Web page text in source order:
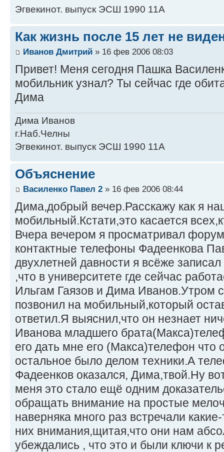
Эгвекинот. выпуск ЭСШ 1990 11А
Как жизнь после 15 лет не
Иванов Дмитрий » 16 фев 2006 08:03
Привет! Меня сегодня Пашка
мобильник узнал? Ты сейчас где
Дима
Дима Иванов
г.Наб.Челны
Эгвекинот. выпуск ЭСШ 1990 11А
Объяснение
Василенко Павел 2 » 16 фев 2006 08:44
Дима,добрый вечер.Расскажу как я
мобильный.Кстати,это касается
Вчера вечером я просматривал
контактные телефоны Фадеенкова
двухлетней давности я всёже
,что в университете где сейчас
Ильгам Гаязов и Дима Иванов.Утром
позвонил на мобильный,который
ответил.Я выяснил,что он незнает
Иванова младшего
его дать мне его (Макса)телефон что
остальное было делом техники.А
Фадеенков оказался, Дима,твой.Ну
меня это стало ещё одним
обращать внимание на простые
наверняка много раз встречали
них внимания,щитая,что они нам
убеждались , что это и были ключи к